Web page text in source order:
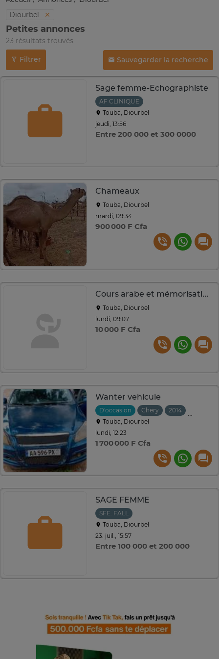
Diourbel
Petites annonces
23 résultats trouvés
Filtrer Sauvegarder la recherche
Sage femme-Echographiste
AF CLINIQUE
Touba, Diourbel
jeudi, 13:56
Entre 200 000 et 300 0000
Chameaux
Touba, Diourbel
mardi, 09:34
900 000 F Cfa
Cours arabe et mémorisation Coran conforme charia
Touba, Diourbel
lundi, 09:07
10 000 F Cfa
Wanter vehicule
D'occasion Chery 2014
Touba, Diourbel
lundi, 12:23
1 700 000 F Cfa
SAGE FEMME
SFE. FALL
Touba, Diourbel
23. juil., 15:57
Entre 100 000 et 200 000